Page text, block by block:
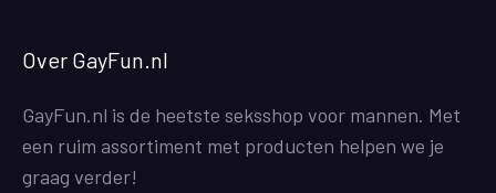
Over GayFun.nl
GayFun.nl is de heetste seksshop voor mannen. Met
een ruim assortiment met producten helpen we je
graag verder!